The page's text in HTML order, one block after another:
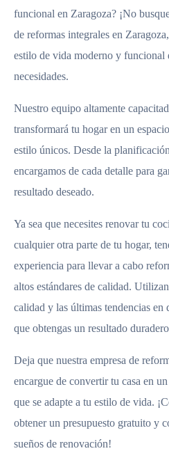
funcional en Zaragoza? ¡No
de reformas integrales en
estilo de vida moderno y funcional
necesidades.
Nuestro equipo altamente
transformará tu hogar en un
estilo únicos. Desde la
encargamos de cada detalle para
resultado deseado.
Ya sea que necesites renovar tu
cualquier otra parte de tu hogar,
experiencia para llevar a cabo
altos estándares de calidad.
calidad y las últimas tendencias en
que obtengas un resultado
Deja que nuestra empresa de
encargue de convertir tu casa en
que se adapte a tu estilo de vida.
obtener un presupuesto gratuito y
sueños de renovación!